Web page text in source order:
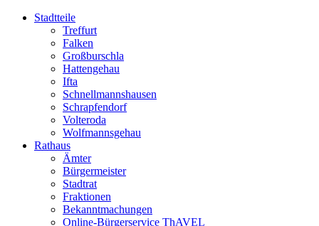
Stadtteile
Treffurt
Falken
Großburschla
Hattengehau
Ifta
Schnellmannshausen
Schrapfendorf
Volteroda
Wolfmannsgehau
Rathaus
Ämter
Bürgermeister
Stadtrat
Fraktionen
Bekanntmachungen
Online-Bürgerservice ThAVEL